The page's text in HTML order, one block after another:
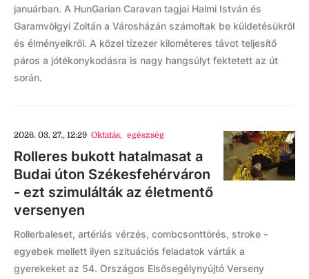
januárban. A HunGarian Caravan tagjai Halmi István és
Garamvölgyi Zoltán a Városházán számoltak be küldetésükről
és élményeikről. A közel tízezer kilométeres távot teljesítő
páros a jótékonykodásra is nagy hangsúlyt fektetett az út
során.
2026. 03. 27., 12:29 Oktatás, egészség
Rolleres bukott hatalmasat a
Budai úton Székesfehérváron
- ezt szimulálták az életmentő
versenyen
Rollerbaleset, artériás vérzés, combcsonttörés, stroke -
egyebek mellett ilyen szituációs feladatok várták a
gyerekeket az 54. Országos Elsősegélynyújtó Verseny